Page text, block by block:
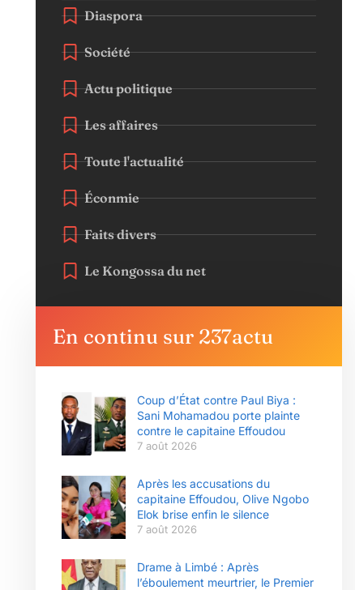
Diaspora
Société
Actu politique
Les affaires
Toute l'actualité
Éconmie
Faits divers
Le Kongossa du net
En continu sur 237actu
Coup d’État contre Paul Biya :
Sani Mohamadou porte plainte
contre le capitaine Effoudou
7 août 2026
Après les accusations du
capitaine Effoudou, Olive Ngobo
Elok brise enfin le silence
7 août 2026
Drame à Limbé : Après
l’éboulement meurtrier, le Premier